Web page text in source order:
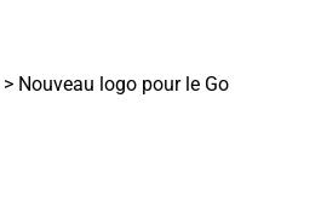
> Nouveau logo pour le Go